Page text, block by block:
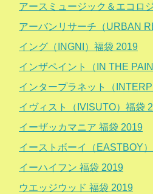
アースミュージック＆エコロ
アーバンリサーチ（URBAN
イング（INGNI）福袋 2019
インザペイント（IN THE
インタープラネット（
イヴィスト（IVISUTO）福袋
イーザッカマニア 福袋 2019
イーストボーイ（EASTBOY
イーハイフン 福袋 2019
ウエッジウッド 福袋 2019